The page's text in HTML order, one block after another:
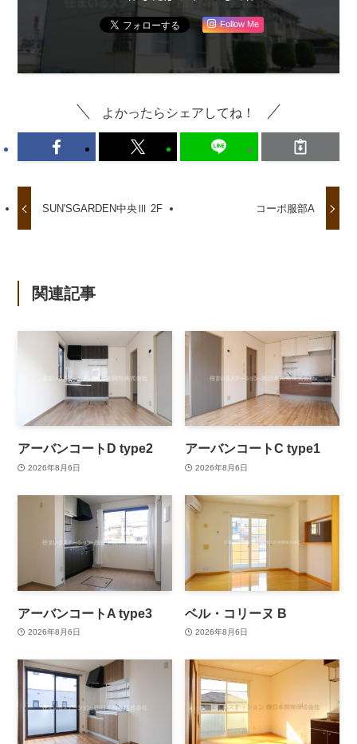
Follow Me
よかったらシェアしてね！
SUN'SGARDEN中央Ⅲ 2F コーポ服部A
関連記事
アーバンコートD type2
2026年8月6日
アーバンコートC type1
2026年8月6日
アーバンコートA type3
2026年8月6日
ベル・コリーヌ B
2026年8月6日